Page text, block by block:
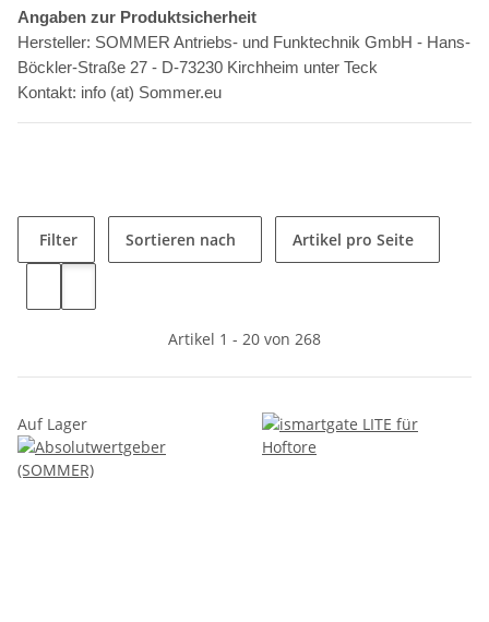
Angaben zur Produktsicherheit
Hersteller: SOMMER Antriebs- und Funktechnik GmbH - Hans-
Böckler-Straße 27 - D-73230 Kirchheim unter Teck
Kontakt: info (at) Sommer.eu
Filter Sortieren nach Artikel pro Seite
Artikel 1 - 20 von 268
Auf Lager